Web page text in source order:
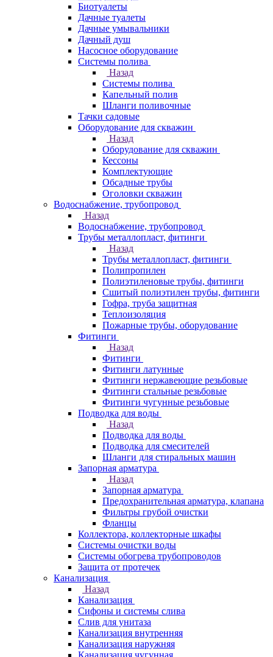
Биотуалеты
Дачные туалеты
Дачные умывальники
Дачный душ
Насосное оборудование
Системы полива
Назад
Системы полива
Капельный полив
Шланги поливочные
Тачки садовые
Оборудование для скважин
Назад
Оборудование для скважин
Кессоны
Комплектующие
Обсадные трубы
Оголовки скважин
Водоснабжение, трубопровод
Назад
Водоснабжение, трубопровод
Трубы металлопласт, фитинги
Назад
Трубы металлопласт, фитинги
Полипропилен
Полиэтиленовые трубы, фитинги
Сшитый полиэтилен трубы, фитинги
Гофра, труба защитная
Теплоизоляция
Пожарные трубы, оборудование
Фитинги
Назад
Фитинги
Фитинги латунные
Фитинги нержавеющие резьбовые
Фитинги стальные резьбовые
Фитинги чугунные резьбовые
Подводка для воды
Назад
Подводка для воды
Подводка для смесителей
Шланги для стиральных машин
Запорная арматура
Назад
Запорная арматура
Предохранительная арматура, клапана
Фильтры грубой очистки
Фланцы
Коллектора, коллекторные шкафы
Системы очистки воды
Системы обогрева трубопроводов
Защита от протечек
Канализация
Назад
Канализация
Сифоны и системы слива
Слив для унитаза
Канализация внутренняя
Канализация наружняя
Канализация чугунная